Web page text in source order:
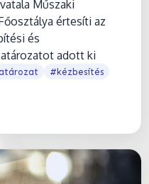
Műszaki
értesíti az
és
adott ki
#kézbesítés